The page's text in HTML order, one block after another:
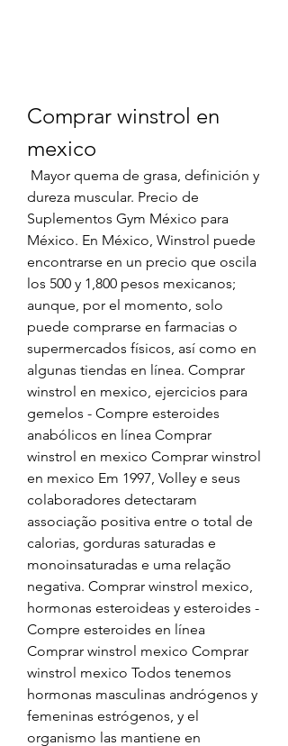
Comprar winstrol en
mexico
dureza muscular. Precio de
Suplementos Gym México para
México. En México, Winstrol puede
encontrarse en un precio que oscila
los 500 y 1,800 pesos mexicanos;
aunque, por el momento, solo
puede comprarse en farmacias o
supermercados físicos, así como en
algunas tiendas en línea. Comprar
winstrol en mexico, ejercicios para
gemelos - Compre esteroides
anabólicos en línea Comprar
winstrol en mexico Comprar winstrol
en mexico Em 1997, Volley e seus
colaboradores detectaram
associação positiva entre o total de
calorias, gorduras saturadas e
monoinsaturadas e uma relação
negativa. Comprar winstrol mexico,
hormonas esteroideas y esteroides -
Compre esteroides en línea
Comprar winstrol mexico Comprar
winstrol mexico Todos tenemos
hormonas masculinas andrógenos y
femeninas estrógenos, y el
organismo las mantiene en